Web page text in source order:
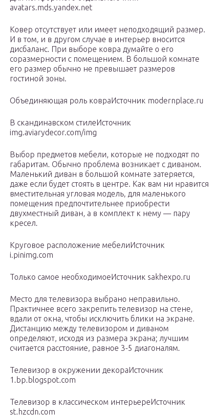
avatars.mds.yandex.net
Ковер отсутствует или имеет неподходящий размер.
И в том, и в другом случае в интерьер вносится
дисбаланс. При выборе ковра думайте о его
соразмерности с помещением. В большой комнате
его размер обычно не превышает размеров
гостиной зоны.
Объединяющая роль ковраИсточник modernplace.ru
В скандинавском стилеИсточник
img.aviarydecor.com/img
Выбор предметов мебели, которые не подходят по
габаритам. Обычно проблема возникает с диваном.
Маленький диван в большой комнате затеряется,
даже если будет стоять в центре. Как вам ни нравится
вместительная угловая модель, для маленького
помещения предпочтительнее приобрести
двухместный диван, а в комплект к нему — пару
кресел.
Круговое расположение мебелиИсточник
i.pinimg.com
Только самое необходимоеИсточник sakhexpo.ru
Место для телевизора выбрано неправильно.
Практичнее всего закрепить телевизор на стене,
вдали от окна, чтобы исключить блики на экране.
Дистанцию между телевизором и диваном
определяют, исходя из размера экрана; лучшим
считается расстояние, равное 3-5 диагоналям.
Телевизор в окружении декораИсточник
1.bp.blogspot.com
Телевизор в классическом интерьереИсточник
st.hzcdn.com